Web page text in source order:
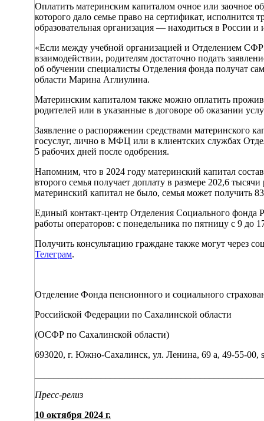
Оплатить материнским капиталом очное или заочное
которого дало семье право на сертификат, исполнится
образовательная организация — находиться в России
«Если между учебной организацией и Отделением
взаимодействии, родителям достаточно подать
об обучении специалисты Отделения фонда получат
области Марина Аглиулина.
Материнским капиталом также можно оплатить
родителей или в указанные в договоре об оказании
Заявление о распоряжении средствами материнского
госуслуг, лично в МФЦ или в клиентских службах
5 рабочих дней после одобрения.
Напомним, что в 2024 году материнский капитал
второго семья получает доплату в размере 202,6
материнский капитал не было, семья может получить
Единый контакт-центр Отделения Социального фонда
работы операторов: с понедельника по пятницу с 9 до
Получить консультацию граждане также могут через
Телеграм.
Отделение Фонда пенсионного и социального
Российской Федерации по Сахалинской области
(ОСФР по Сахалинской области)
693020, г. Южно-Сахалинск, ул. Ленина, 69 а, 49-55-00,
Пресс-релиз
10 октября 2024 г.